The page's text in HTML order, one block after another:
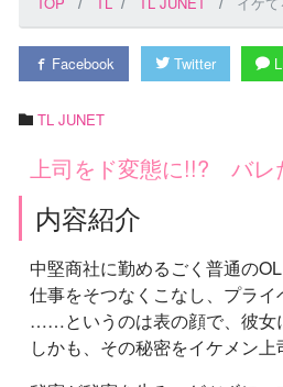
Facebook Twitter
TL JUNET
上司をド変態に!!? バレ
内容紹介
中堅商社に勤めるごく普通のOL
仕事をそつなくこなし、プライ
……というのは表の顔で、彼女
しかも、その秘密をイケメン